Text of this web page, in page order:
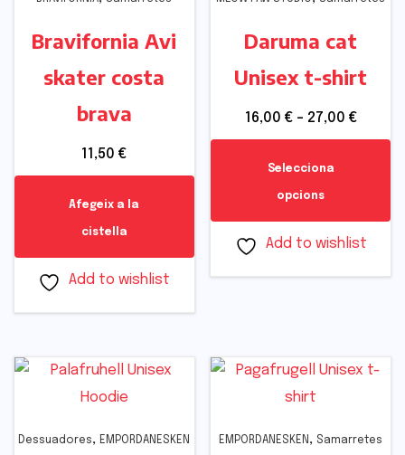
Bravifornia Avi
skater costa
brava
11,50€
Afegeix a la
cistella
Add to wishlist
Daruma cat
Unisex t-shirt
16,00 € – 27,00 €
Selecciona
opcions
Add to wishlist
Dessuadores, EMPORDANESKEN EMPORDANESKEN , Samarretes